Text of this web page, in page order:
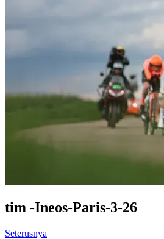
tim -Ineos-Paris-3-26
Seterusnya